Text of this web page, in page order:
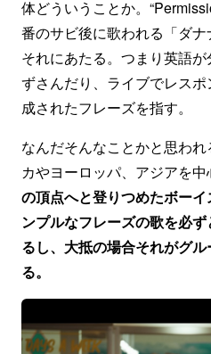
体どういうことか。
番のサビ後に歌われる「ダ
それにあたる。つまり英語
ずさんだり、ライブでレス
成されたフレーズを指す。
なんだそんなことかと思わ
カやヨーロッパ、アジアを
の頂点へと登りつめたボー
ンプルなフレーズの歌を必
るし、大抵の場合それがグ
る。